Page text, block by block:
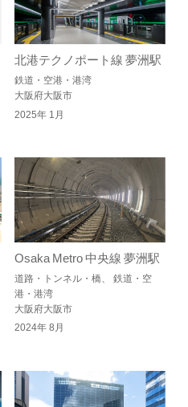
北港テクノポート線 夢洲駅
鉄道・空港・港湾
大阪府大阪市
2025年 1月
Osaka Metro 中央線 夢洲駅
道路・トンネル・橋、 鉄道・空
港・港湾
大阪府大阪市
2024年 8月